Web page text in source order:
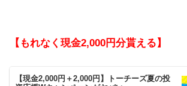
【もれなく現金2,000円分貰える】
【現金2,000円＋2,000円】トーチーズ夏の投